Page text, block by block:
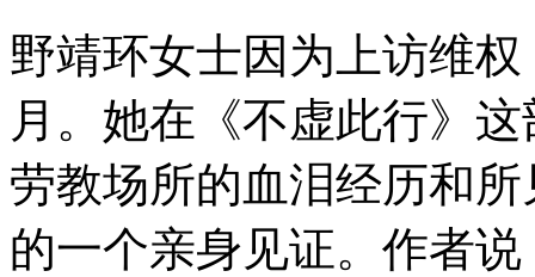
野靖环女士因为上访维
月。她在《不虚此行》
劳教场所的血泪经历和
的一个亲身见证。作者